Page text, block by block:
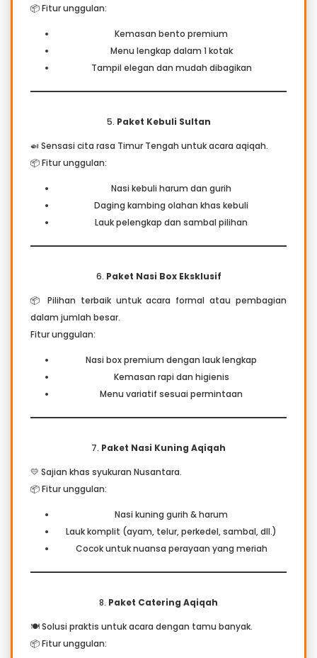
📦 Fitur unggulan:
Kemasan bento premium
Menu lengkap dalam 1 kotak
Tampil elegan dan mudah dibagikan
5. Paket Kebuli Sultan
🍛 Sensasi cita rasa Timur Tengah untuk acara aqiqah.
📦 Fitur unggulan:
Nasi kebuli harum dan gurih
Daging kambing olahan khas kebuli
Lauk pelengkap dan sambal pilihan
6. Paket Nasi Box Eksklusif
📦 Pilihan terbaik untuk acara formal atau pembagian
dalam jumlah besar.
Fitur unggulan:
Nasi box premium dengan lauk lengkap
Kemasan rapi dan higienis
Menu variatif sesuai permintaan
7. Paket Nasi Kuning Aqiqah
💛 Sajian khas syukuran Nusantara.
📦 Fitur unggulan:
Nasi kuning gurih & harum
Lauk komplit (ayam, telur, perkedel, sambal, dll.)
Cocok untuk nuansa perayaan yang meriah
8. Paket Catering Aqiqah
🍽 Solusi praktis untuk acara dengan tamu banyak.
📦 Fitur unggulan: